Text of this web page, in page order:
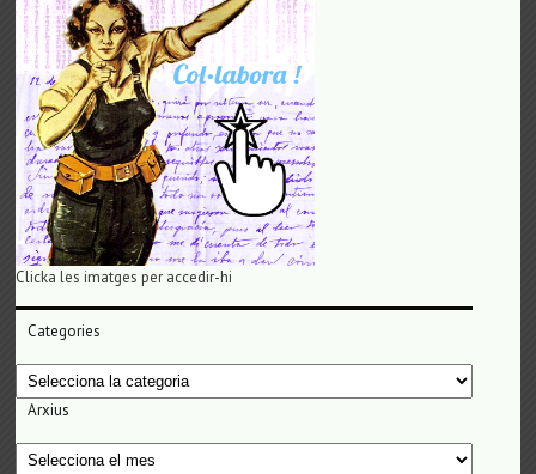
Clicka les imatges per accedir-hi
Categories
Categories
Arxius
Arxius